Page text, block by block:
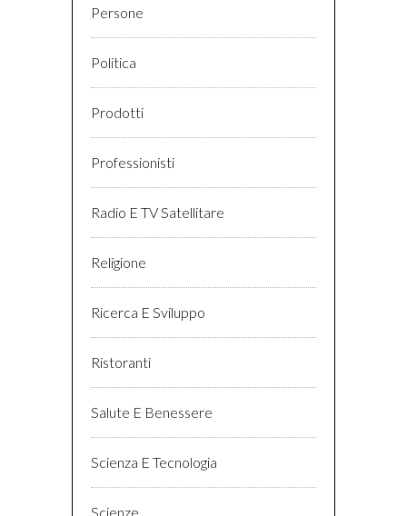
Persone
Politica
Prodotti
Professionisti
Radio E TV Satellitare
Religione
Ricerca E Sviluppo
Ristoranti
Salute E Benessere
Scienza E Tecnologia
Scienze